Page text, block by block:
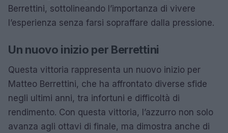
Berrettini, sottolineando l’importanza di vivere
l’esperienza senza farsi sopraffare dalla pressione.
Un nuovo inizio per Berrettini
Questa vittoria rappresenta un nuovo inizio per
Matteo Berrettini, che ha affrontato diverse sfide
negli ultimi anni, tra infortuni e difficoltà di
rendimento. Con questa vittoria, l’azzurro non solo
avanza agli ottavi di finale, ma dimostra anche di